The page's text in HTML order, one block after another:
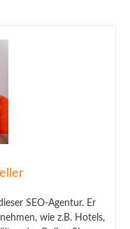
SEO-Agentur. Er
wie z.B. Hotels,